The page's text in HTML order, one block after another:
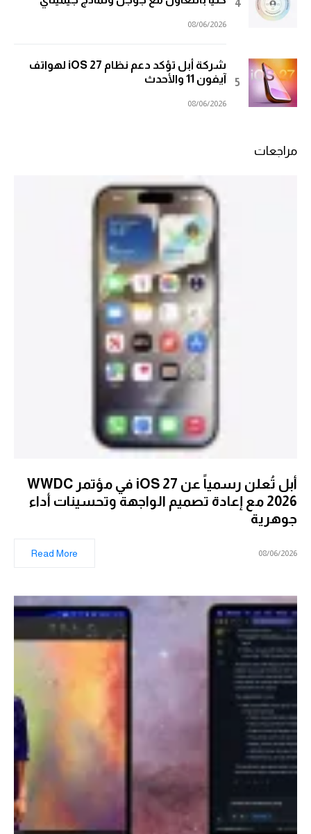
08/06/2026
شركة أبل تؤكد دعم نظام iOS 27 لهواتف
آيفون 11 والأحدث
08/06/2026
مراجعات
أبل تُعلن رسمياً عن iOS 27 في مؤتمر WWDC
2026 مع إعادة تصميم الواجهة وتحسينات أداء
جوهرية
08/06/2026
Read More